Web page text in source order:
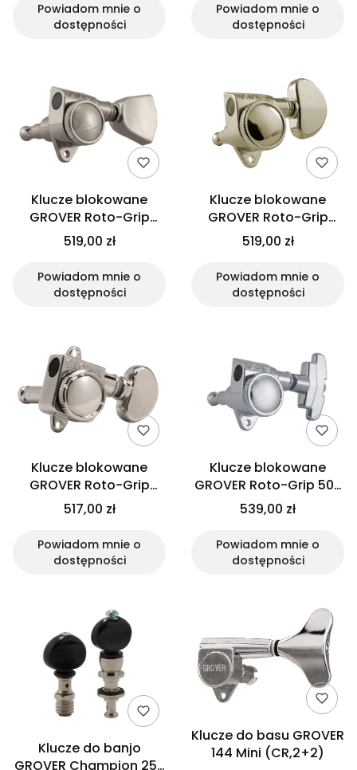
Powiadom mnie o
dostępności
Powiadom mnie o
dostępności
Klucze blokowane
GROVER Roto-Grip
502K (N,3+3)
519,00 zł
Powiadom mnie o
dostępności
Klucze blokowane
GROVER Roto-Grip
502N (N, 3+3)
519,00 zł
Powiadom mnie o
dostępności
Klucze blokowane
GROVER Roto-Grip
505FV (N,6L)
517,00 zł
Powiadom mnie o
dostępności
Klucze blokowane
GROVER Roto-Grip 509
(CR, 3+3)
539,00 zł
Powiadom mnie o
dostępności
Klucze do banjo
GROVER Champion 25B
Klucze do basu GROVER
144 Mini (CR,2+2)